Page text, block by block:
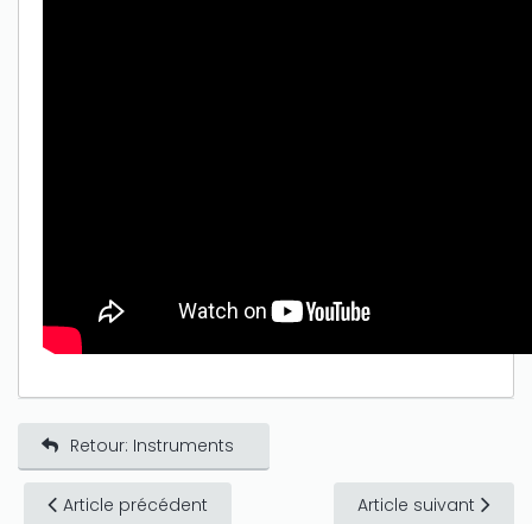
Retour: Instruments
Article précédent Article suivant